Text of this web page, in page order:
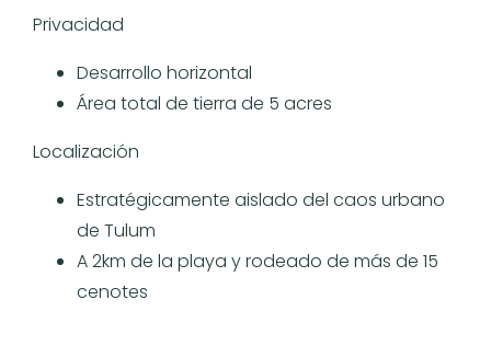
Privacidad
Desarrollo horizontal
Área total de tierra de 5 acres
Localización
Estratégicamente aislado del caos urbano
de Tulum
A 2km de la playa y rodeado de más de 15
cenotes